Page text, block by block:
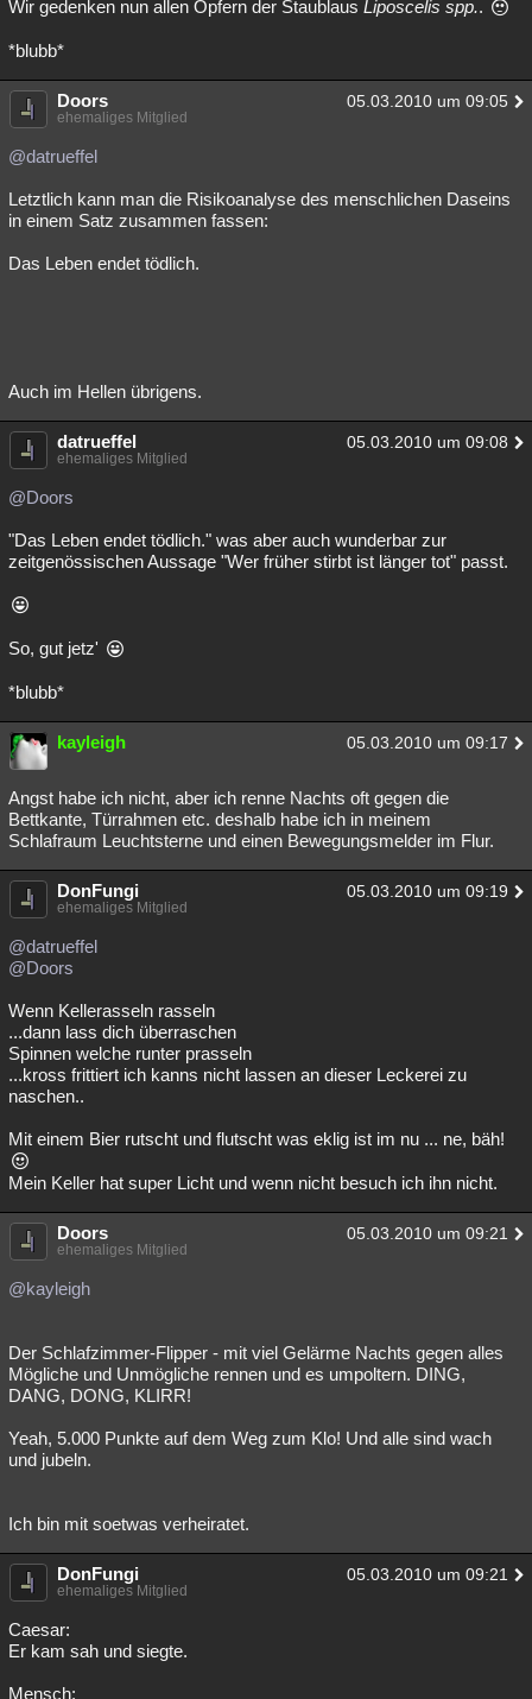
Wir gedenken nun allen Opfern der Staublaus Liposcelis spp..
*blubb*
Doors 05.03.2010 um 09:05
ehemaliges Mitglied
@datrueffel
Letztlich kann man die Risikoanalyse des menschlichen Daseins
in einem Satz zusammen fassen:
Das Leben endet tödlich.
Auch im Hellen übrigens.
datrueffel 05.03.2010 um 09:08
ehemaliges Mitglied
@Doors
"Das Leben endet tödlich." was aber auch wunderbar zur
zeitgenössischen Aussage "Wer früher stirbt ist länger tot" passt.
So, gut jetz'
*blubb*
kayleigh 05.03.2010 um 09:17
Angst habe ich nicht, aber ich renne Nachts oft gegen die
Bettkante, Türrahmen etc. deshalb habe ich in meinem
Schlafraum Leuchtsterne und einen Bewegungsmelder im Flur.
DonFungi 05.03.2010 um 09:19
ehemaliges Mitglied
@datrueffel
@Doors
Wenn Kellerasseln rasseln
...dann lass dich überraschen
Spinnen welche runter prasseln
...kross frittiert ich kanns nicht lassen an dieser Leckerei zu
naschen..
Mit einem Bier rutscht und flutscht was eklig ist im nu ... ne, bäh!
Mein Keller hat super Licht und wenn nicht besuch ich ihn nicht.
Doors 05.03.2010 um 09:21
ehemaliges Mitglied
@kayleigh
Der Schlafzimmer-Flipper - mit viel Gelärme Nachts gegen alles
Mögliche und Unmögliche rennen und es umpoltern. DING,
DANG, DONG, KLIRR!
Yeah, 5.000 Punkte auf dem Weg zum Klo! Und alle sind wach
und jubeln.
Ich bin mit soetwas verheiratet.
DonFungi 05.03.2010 um 09:21
ehemaliges Mitglied
Caesar:
Er kam sah und siegte.
Mensch: